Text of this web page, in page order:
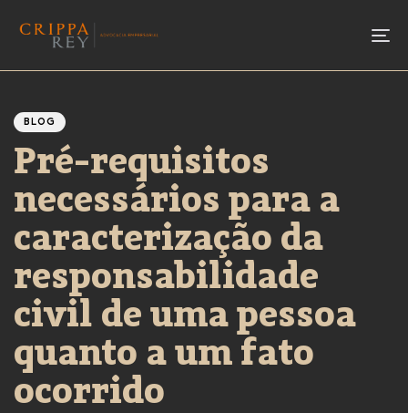
BLOG
Pré-requisitos
necessários para a
caracterização da
responsabilidade
civil de uma pessoa
quanto a um fato
ocorrido